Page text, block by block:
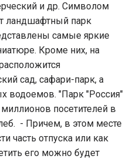
и др. Символом
ландшафтный парк
самые яркие
Кроме них, на
сад, сафари-парк, а
водоемов. "Парк "Россия"
посетителей в
- Причем, в этом месте
часть отпуска или как
его можно будет